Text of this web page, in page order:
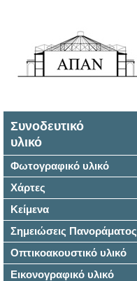
Συνοδευτικό
υλικό
Φωτογραφικό υλικό
Χάρτες
Κείμενα
Σημειώσεις Πανοράματος
Οπτικοακουστικό υλικό
Εικονογραφικό υλικό